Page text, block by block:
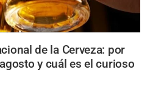
de la Cerveza: por
y cuál es el curioso